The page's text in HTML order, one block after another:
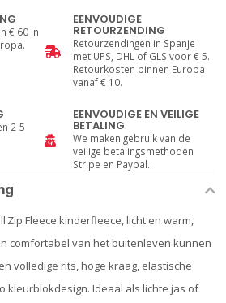
€ 60 in
EENVOUDIGE
RETOURZENDING
Retourzendingen in Spanje
met UPS, DHL of GLS voor € 5.
Retourkosten binnen Europa
vanaf € 10.
2-5
EENVOUDIGE EN VEILIGE
BETALING
We maken gebruik van de
veilige betalingsmethoden
Stripe en Paypal.
Zip Fleece kinderfleece, licht en warm,
comfortabel van het buitenleven kunnen
volledige rits, hoge kraag, elastische
kleurblokdesign. Ideaal als lichte jas of